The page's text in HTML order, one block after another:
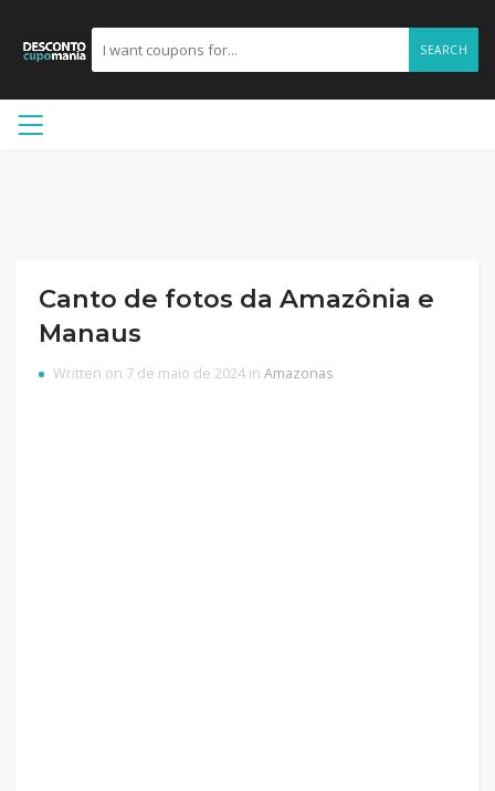
SEARCH
Canto de fotos da Amazônia e
Manaus
Written on 7 de maio de 2024 in Amazonas